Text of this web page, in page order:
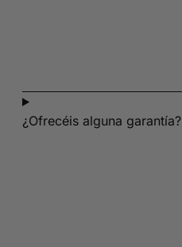
¿Ofrecéis alguna garantía?